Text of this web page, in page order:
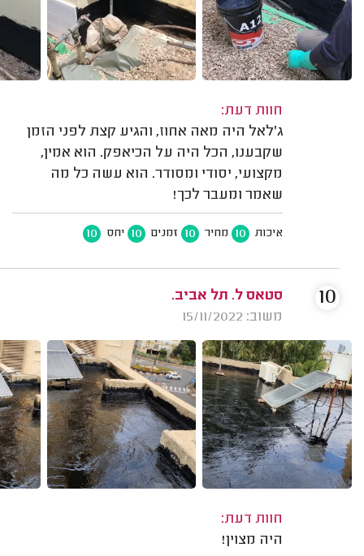
חוות דעת:
ג'לאל היה מאה אחוז, והגיע קצת לפני הזמן
שקבענו, הכל היה על הכיאפק. הוא אמין,
מקצועי, יסודי ומסודר. הוא עשה כל מה
שאמר ומעבר לכך!
איכות 10 מחיר 10 זמנים 10 יחס 10
סטאס ל. תל אביב.
משוב: 15/11/2022
חוות דעת:
היה מצוין!
10